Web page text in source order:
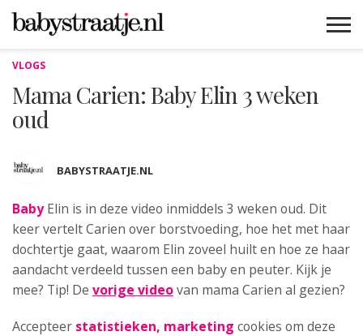
VLOGS
Mama Carien: Baby Elin 3 weken
oud
BABYSTRAATJE.NL
BabyElin is in deze video inmiddels 3 weken oud. Dit
keer vertelt Carien over borstvoeding, hoe het met haar
dochtertje gaat, waarom Elin zoveel huilt en hoe ze haar
aandacht verdeeld tussen een baby en peuter. Kijk je
mee? Tip! De vorige videovan mama Carien al gezien?
Accepteer statistieken, marketing cookies om deze